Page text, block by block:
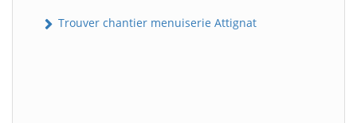
Trouver chantier menuiserie Attignat